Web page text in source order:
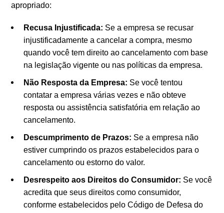
apropriado:
Recusa Injustificada: Se a empresa se recusar
injustificadamente a cancelar a compra, mesmo
quando você tem direito ao cancelamento com base
na legislação vigente ou nas políticas da empresa.
Não Resposta da Empresa: Se você tentou
contatar a empresa várias vezes e não obteve
resposta ou assistência satisfatória em relação ao
cancelamento.
Descumprimento de Prazos: Se a empresa não
estiver cumprindo os prazos estabelecidos para o
cancelamento ou estorno do valor.
Desrespeito aos Direitos do Consumidor: Se você
acredita que seus direitos como consumidor,
conforme estabelecidos pelo Código de Defesa do